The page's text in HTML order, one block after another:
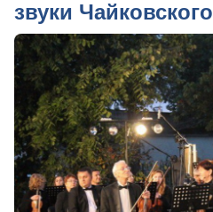
звуки Чайковского